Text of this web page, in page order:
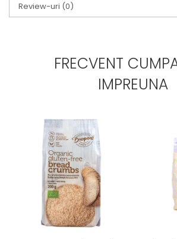
Review-uri (0)
FRECVENT
IMPREUNA